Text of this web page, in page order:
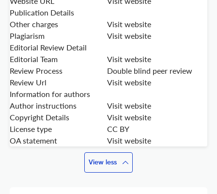
Publication Details
Other charges
Visit website
Plagiarism
Visit website
Editorial Review Detail
Editorial Team
Visit website
Review Process
Double blind peer review
Review Url
Visit website
Information for authors
Author instructions
Visit website
Copyright Details
Visit website
License type
CC BY
OA statement
Visit website
View less